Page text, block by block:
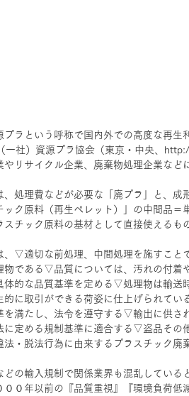
プラという呼称で国内外での高度な再
一社）資源プラ協会（東京・中央、
やリサイクル企業、廃棄物処理企業など
処理費などが必要な「廃プラ」と、成
ック原料（再生ペレット）」の中間品
チック原料の基材として直接使えるも
、▽適切な前処理、中間処理を施すこと
物である▽品質については、汚れの付着
体的な品質基準を定める▽処理物は輸
的に取引ができる荷姿に仕上げられて
を満たし、法令を遵守する▽輸出に供さ
に定める規制基準に適合する▽盗品その
法・脱法行為に由来するプラスチック
どの輸入規制で関係業界も混乱してい
００年以前の『品質重視』『環境負荷低